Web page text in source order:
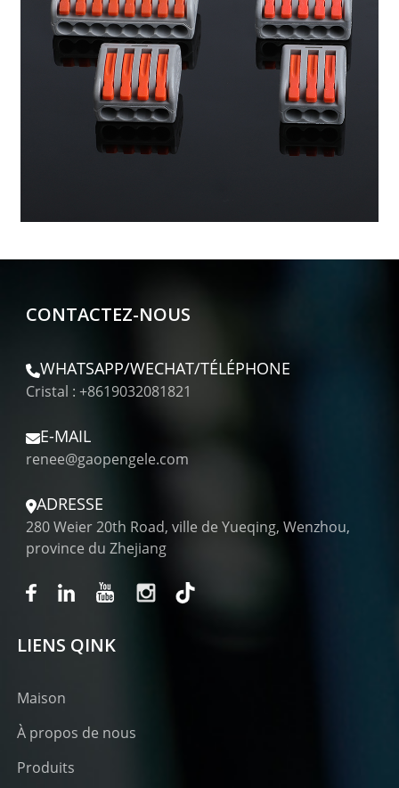
CONTACTEZ-NOUS
WHATSAPP/WECHAT/TÉLÉPHONE
Cristal : +8619032081821
E-MAIL
renee@gaopengele.com
ADRESSE
280 Weier 20th Road, ville de Yueqing, Wenzhou,
province du Zhejiang
LIENS QINK
Maison
À propos de nous
Produits